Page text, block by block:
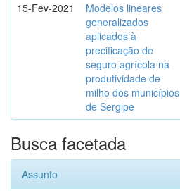
15-Fev-2021
Modelos lineares
generalizados
aplicados à
precificação de
seguro agrícola na
produtividade de
milho dos municípios
de Sergipe
Busca facetada
Assunto